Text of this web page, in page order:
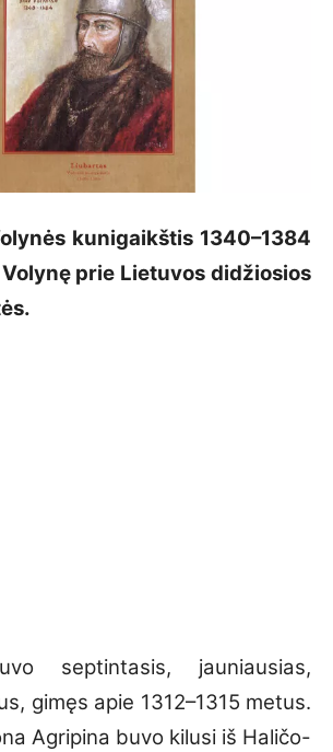
kunigaikštis 1340–1384
prie Lietuvos didžiosios
septintasis, jauniausias,
gimęs apie 1312–1315 metus.
Agripina buvo kilusi iš Haličo-